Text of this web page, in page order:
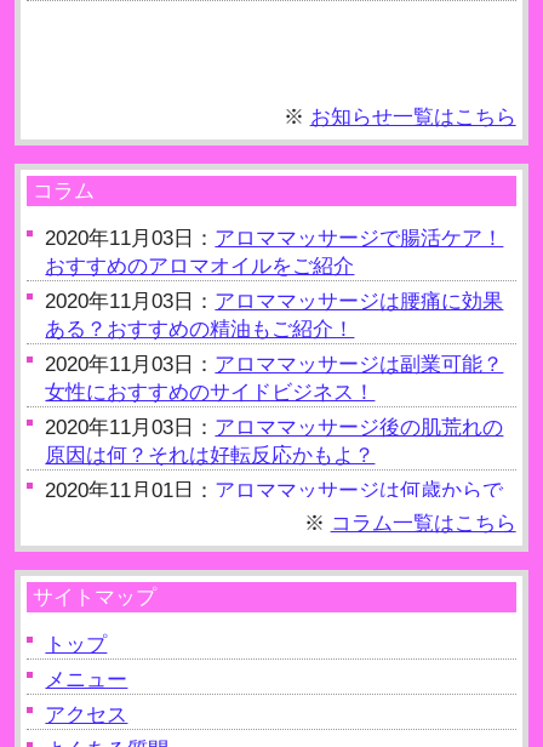
※ お知らせ一覧はこちら
コラム
2020年11月03日： アロママッサージで腸活ケア！
おすすめのアロマオイルをご紹介
2020年11月03日： アロママッサージは腰痛に効果
ある？おすすめの精油もご紹介！
2020年11月03日： アロママッサージは副業可能？
女性におすすめのサイドビジネス！
2020年11月03日： アロママッサージ後の肌荒れの
原因は何？それは好転反応かもよ？
2020年11月01日： アロママッサージは何歳からで
2020年11月01日：アロママッサージ後の水分補給
の重要性！老廃物を出す！
2020年10月09日：アロママッサージは自律神経を
整えるのに有効？
2020年10月09日：
婦）NGって本当？
※ コラム一覧はこちら
サイトマップ
トップ
メニュー
アクセス